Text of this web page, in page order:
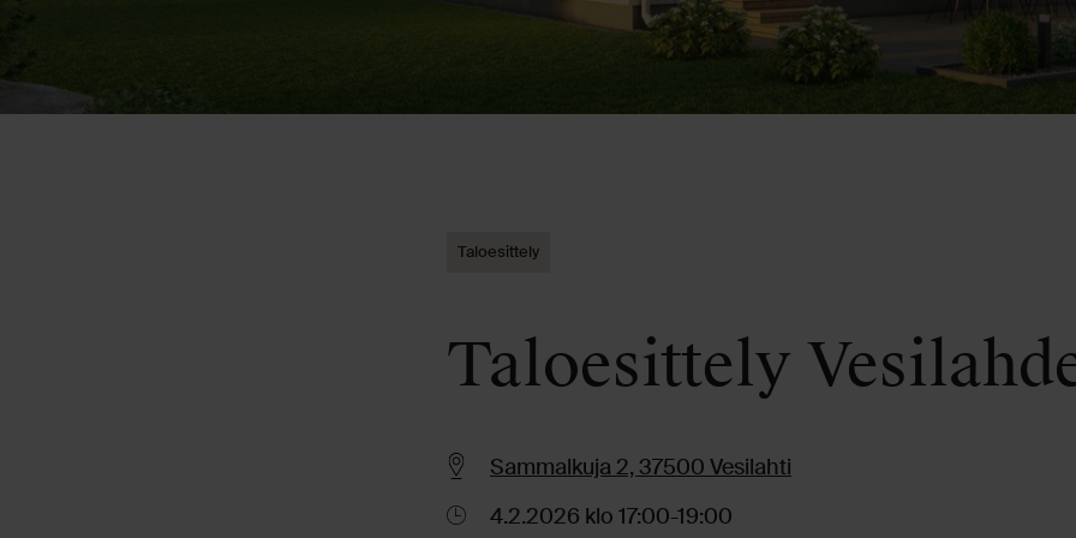
Taloesittely
Taloesittely
Sammalkuja 2, 37500 Vesilahti
4.2.2026 klo 17:00-19:00